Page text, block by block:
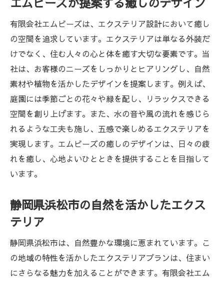
イズ
エクステリアで実現するエコな生活
エクステリアの専門知識で創り上げる浜松市の
理想の空間
エクステリアの基本知識
エムビーズの専門家が教えるプランニング
のコツ
浜松市ならではのエクステリアデザイン
エクステリアの持つ可能性とその魅力
エムビーズの専門知識を活かした提案
魅力
エムビーズが提案する癒しのデザイン
浜松市の自然を活かしたエクステリアプラ
ン
有限会社エムビーズは、エクステリア設計において癒し
の空間を追求しています。エクステリアは単なる外装だ
けでなく、住む人々の心と体を癒す大切な要素です。当
社は、お客様のニーズをしっかりとヒアリングし、自然
素材や植物を活かしたデザインを提案します。例えば、
庭園には季節ごとの花々や緑を配し、リラックスできる
空間を創り上げます。また、水の音や風の流れを感じら
れるような工夫も施し、五感で楽しめるエクステリアを
実現します。エムビーズの癒しのデザインは、日々の疲
れを癒し、心地よいひとときを提供することを目指して
います。
静岡県浜松市の自然を活かしたエクス
テリア
静岡県浜松市は、自然豊かな環境に恵まれています。こ
の地域の特性を活かしたエクステリアプランは、住まい
にさらなる魅力を加えることができます。有限会社エム